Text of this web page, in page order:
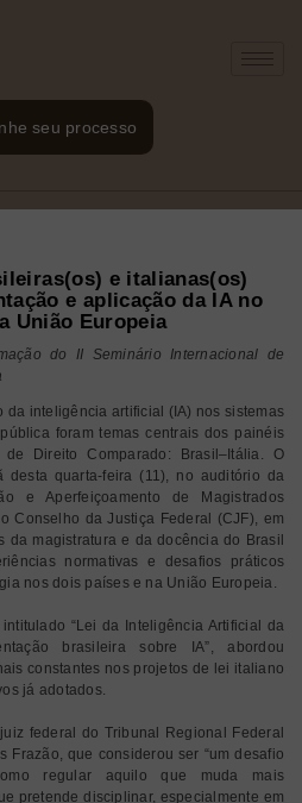
seu processo
e italianas(os)
e aplicação da IA no
União Europeia
do II Seminário Internacional de
da inteligência artificial (IA) nos sistemas
foram temas centrais dos painéis
Direito Comparado: Brasil–Itália. O
desta quarta-feira (11), no auditório da
e Aperfeiçoamento de Magistrados
Conselho da Justiça Federal (CJF), em
da magistratura e da docência do Brasil
normativas e desafios práticos
nos dois países e na União Europeia.
“Lei da Inteligência Artificial da
brasileira sobre IA”, abordou
constantes nos projetos de lei italiano
já adotados.
federal do Tribunal Regional Federal
Frazão, que considerou ser “um desafio
regular aquilo que muda mais
pretende disciplinar, especialmente em